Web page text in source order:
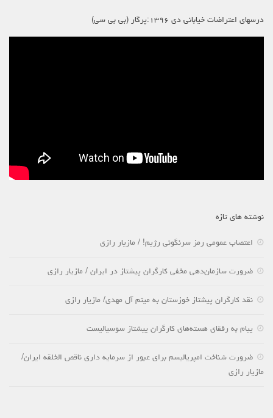
درسهای اعتراضات خیابانی دی ۱۳۹۶:پرگار (بی بی سی)
نوشته های تازه
اعتصاب عمومی رمز سرنگونی رژیم! / مازیار رازی
ضرورت سازمان‌دهی مخفی کارگران پیشتاز در ایران / مازیار رازی
نقد کارگران پیشتاز خوزستان به میثم آل مهدی/ مازیار رازی
پیام به رفقای هسته‌های کارگران پیشتاز سوسیالیست
ضرورت شناخت امپریالیسم برای عبور از سرمایه داری ناقص الخلقه ایران/
مازیار رازی